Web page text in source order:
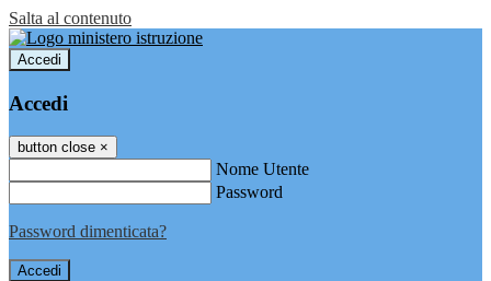
Salta al contenuto
Accedi
Accedi
button close ×
Nome Utente
Password
Password dimenticata?